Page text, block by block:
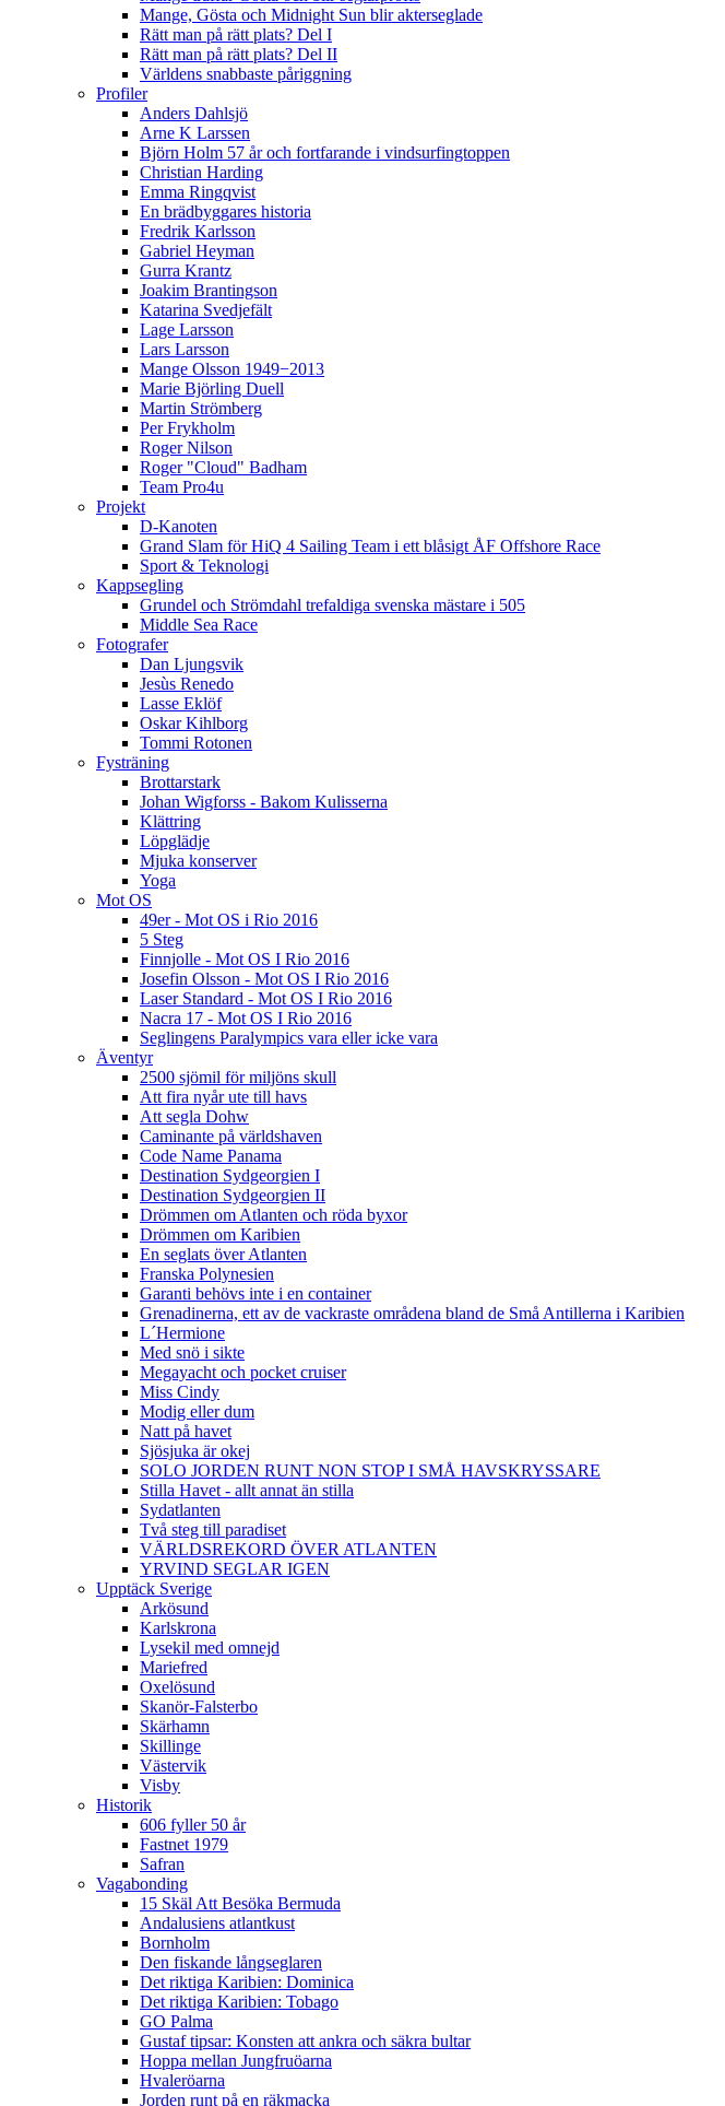
Mange, Gösta och Midnight Sun blir akterseglade
Rätt man på rätt plats? Del I
Rätt man på rätt plats? Del II
Världens snabbaste påriggning
Profiler
Anders Dahlsjö
Arne K Larssen
Björn Holm 57 år och fortfarande i vindsurfingtoppen
Christian Harding
Emma Ringqvist
En brädbyggares historia
Fredrik Karlsson
Gabriel Heyman
Gurra Krantz
Joakim Brantingson
Katarina Svedjefält
Lage Larsson
Lars Larsson
Mange Olsson 1949−2013
Marie Björling Duell
Martin Strömberg
Per Frykholm
Roger Nilson
Roger "Cloud" Badham
Team Pro4u
Projekt
D-Kanoten
Grand Slam för HiQ 4 Sailing Team i ett blåsigt ÅF Offshore Race
Sport & Teknologi
Kappsegling
Grundel och Strömdahl trefaldiga svenska mästare i 505
Middle Sea Race
Fotografer
Dan Ljungsvik
Jesùs Renedo
Lasse Eklöf
Oskar Kihlborg
Tommi Rotonen
Fysträning
Brottarstark
Johan Wigforss - Bakom Kulisserna
Klättring
Löpglädje
Mjuka konserver
Yoga
Mot OS
49er - Mot OS i Rio 2016
5 Steg
Finnjolle - Mot OS I Rio 2016
Josefin Olsson - Mot OS I Rio 2016
Laser Standard - Mot OS I Rio 2016
Nacra 17 - Mot OS I Rio 2016
Seglingens Paralympics vara eller icke vara
Äventyr
2500 sjömil för miljöns skull
Att fira nyår ute till havs
Att segla Dohw
Caminante på världshaven
Code Name Panama
Destination Sydgeorgien I
Destination Sydgeorgien II
Drömmen om Atlanten och röda byxor
Drömmen om Karibien
En seglats över Atlanten
Franska Polynesien
Garanti behövs inte i en container
Grenadinerna, ett av de vackraste områdena bland de Små Antillerna i Karibien
L´Hermione
Med snö i sikte
Megayacht och pocket cruiser
Miss Cindy
Modig eller dum
Natt på havet
Sjösjuka är okej
SOLO JORDEN RUNT NON STOP I SMÅ HAVSKRYSSARE
Stilla Havet - allt annat än stilla
Sydatlanten
Två steg till paradiset
VÄRLDSREKORD ÖVER ATLANTEN
YRVIND SEGLAR IGEN
Upptäck Sverige
Arkösund
Karlskrona
Lysekil med omnejd
Mariefred
Oxelösund
Skanör-Falsterbo
Skärhamn
Skillinge
Västervik
Visby
Historik
606 fyller 50 år
Fastnet 1979
Safran
Vagabonding
15 Skäl Att Besöka Bermuda
Andalusiens atlantkust
Bornholm
Den fiskande långseglaren
Det riktiga Karibien: Dominica
Det riktiga Karibien: Tobago
GO Palma
Gustaf tipsar: Konsten att ankra och säkra bultar
Hoppa mellan Jungfruöarna
Hvaleröarna
Jorden runt på en räkmacka